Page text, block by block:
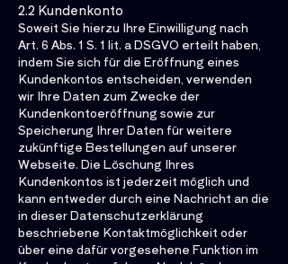
2.2 Kundenkonto
Soweit Sie hierzu Ihre Einwilligung nach
Art. 6 Abs. 1 S. 1 lit. a DSGVO erteilt haben,
indem Sie sich für die Eröffnung eines
Kundenkontos entscheiden, verwenden
wir Ihre Daten zum Zwecke der
Kundenkontoeröffnung sowie zur
Speicherung Ihrer Daten für weitere
zukünftige Bestellungen auf unserer
Webseite. Die Löschung Ihres
Kundenkontos ist jederzeit möglich und
kann entweder durch eine Nachricht an die
in dieser Datenschutzerklärung
beschriebene Kontaktmöglichkeit oder
über eine dafür vorgesehene Funktion im